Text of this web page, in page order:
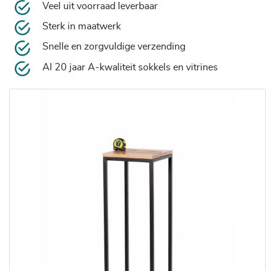
Veel uit voorraad leverbaar
Sterk in maatwerk
Snelle en zorgvuldige verzending
Al 20 jaar A-kwaliteit sokkels en vitrines